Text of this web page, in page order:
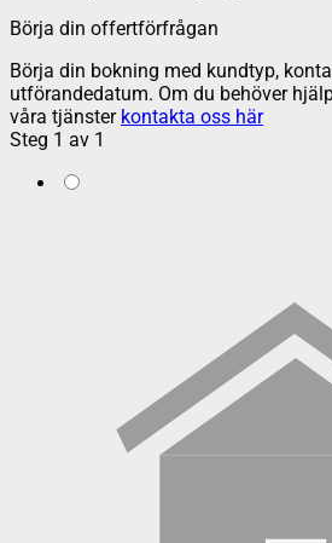
Börja din offertförfrågan
Börja din bokning med kundtyp,
utförandedatum. Om du behöver
våra tjänster kontakta oss här
Steg 1 av 1